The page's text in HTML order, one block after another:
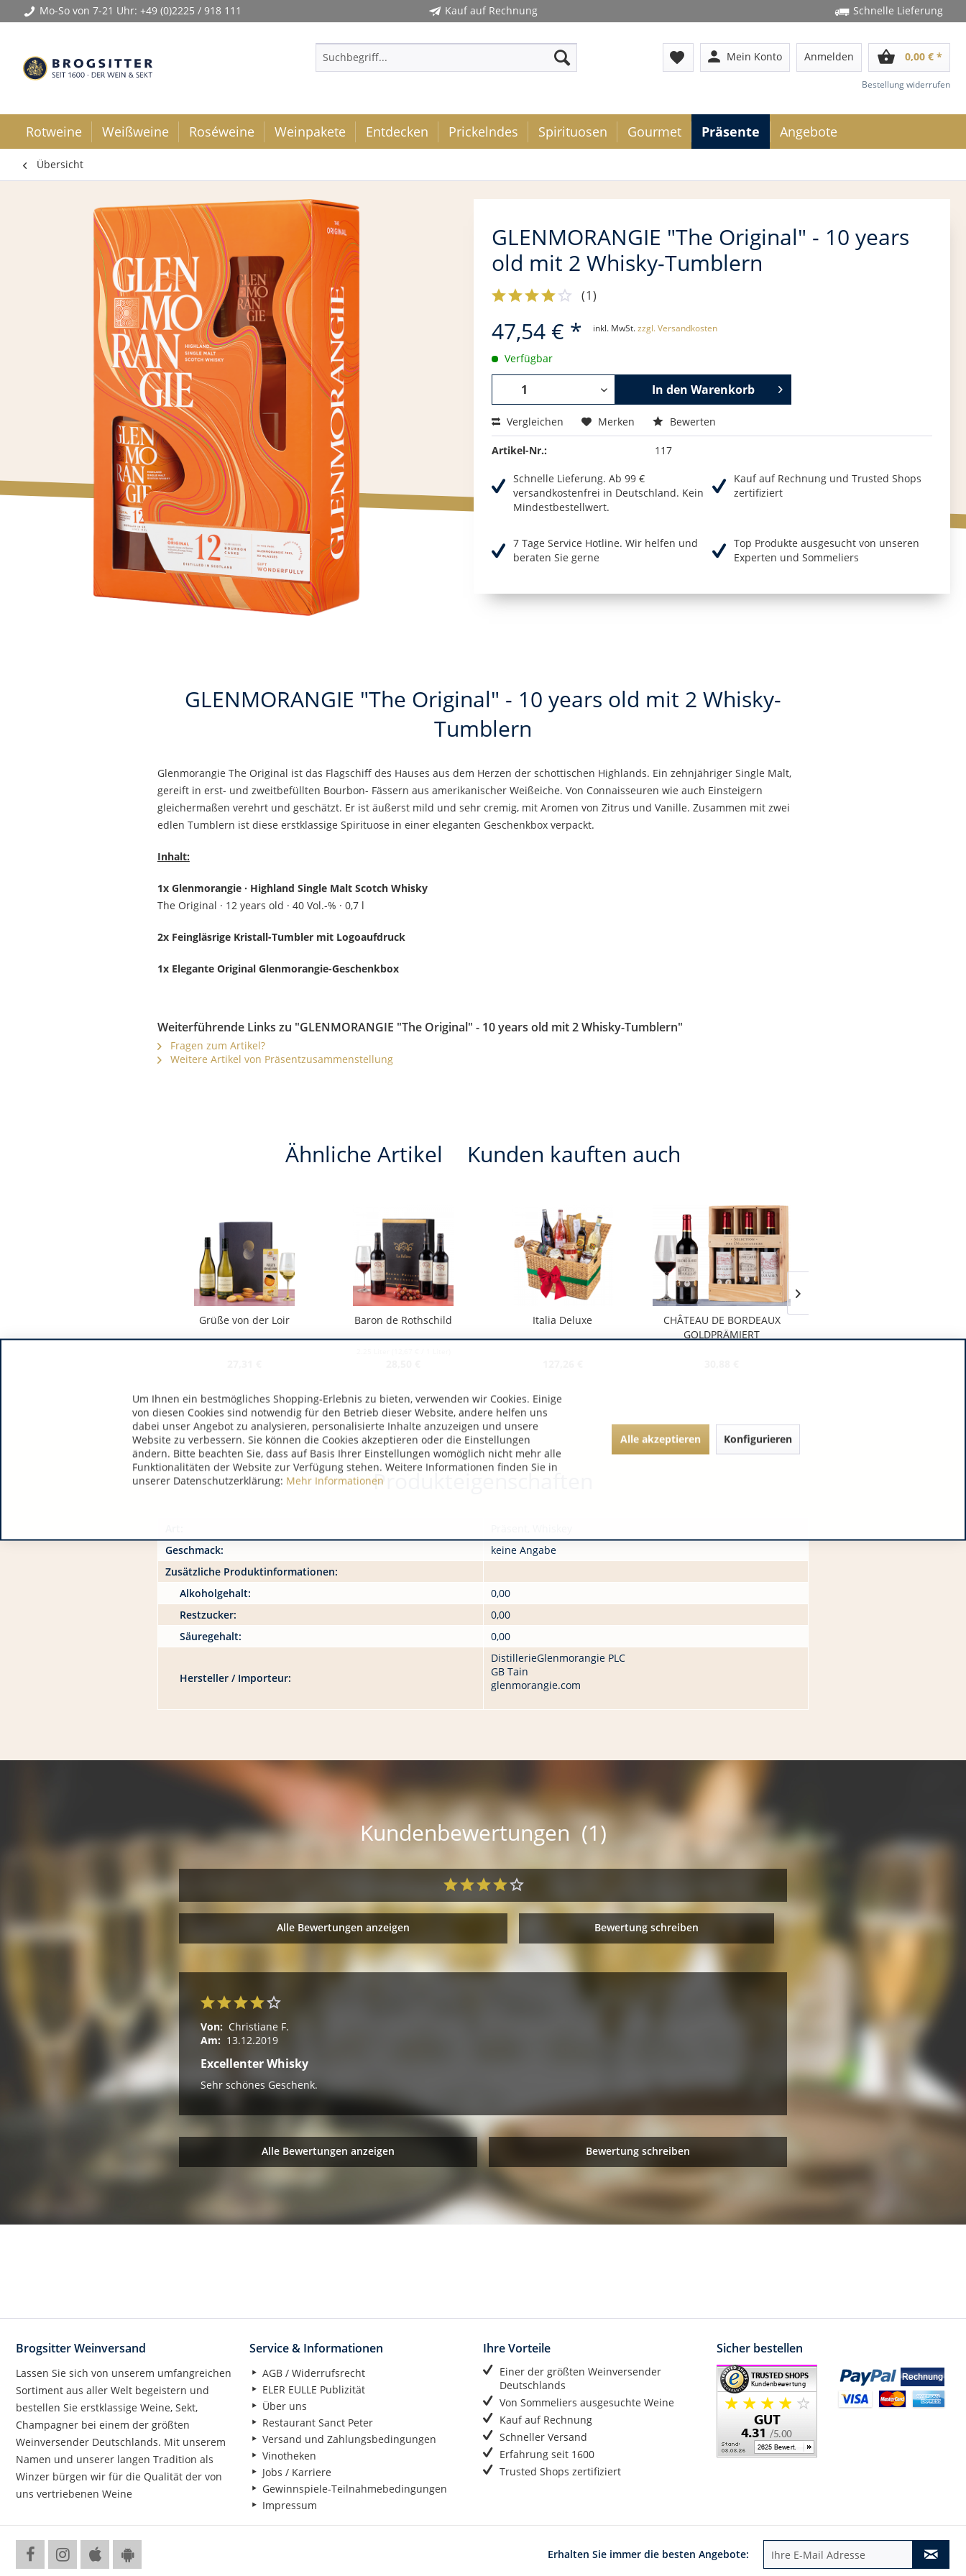
Mo-So von 7-21 Uhr: +49 (0)2225 / 918 111 Kauf auf Rechnung Schnelle Lieferung
favorite person Mein Konto Anmelden shopping_basket 0,00 € *
Bestellung widerrufen
Rotweine Weißweine Roséweine Weinpakete Entdecken Prickelndes Spirituosen Gourmet Präsente Angebote
Übersicht
GLENMORANGIE "The Original" - 10 years
old mit 2 Whisky-Tumblern
(1)
47,54 € * inkl. MwSt.zzgl. Versandkosten
Verfügbar
In den Warenkorb
Vergleichen Merken Bewerten
Artikel-Nr.: 117
Schnelle Lieferung. Ab 99 €
versandkostenfrei in Deutschland. Kein
Mindestbestellwert.
Kauf auf Rechnung und Trusted Shops
zertifiziert
7 Tage Service Hotline. Wir helfen und
beraten Sie gerne
Top Produkte ausgesucht von unseren
Experten und Sommeliers
GLENMORANGIE "The Original" - 10 years old mit 2 Whisky-
Tumblern
Glenmorangie The Original ist das Flagschiff des Hauses aus dem Herzen der schottischen Highlands. Ein zehnjähriger Single Malt,
gereift in erst- und zweitbefüllten Bourbon- Fässern aus amerikanischer Weißeiche. Von Connaisseuren wie auch Einsteigern
gleichermaßen verehrt und geschätzt. Er ist äußerst mild und sehr cremig, mit Aromen von Zitrus und Vanille. Zusammen mit zwei
edlen Tumblern ist diese erstklassige Spirituose in einer eleganten Geschenkbox verpackt.
Inhalt:
1x Glenmorangie · Highland Single Malt Scotch Whisky
The Original · 12 years old · 40 Vol.-% · 0,7 l
2x Feingläsrige Kristall-Tumbler mit Logoaufdruck
1x Elegante Original Glenmorangie-Geschenkbox
Weiterführende Links zu "GLENMORANGIE "The Original" - 10 years old mit 2 Whisky-Tumblern"
Fragen zum Artikel?
Weitere Artikel von Präsentzusammenstellung
Ähnliche Artikel Kunden kauften auch
Grüße von der Loir Baron de Rothschild Italia Deluxe
CHÂTEAU DE BORDEAUX
GOLDPRÄMIERT
Produkteigenschaften
Geschmack:
keine Angabe
Zusätzliche Produktinformationen:
Alkoholgehalt:
0,00
Restzucker:
0,00
Säuregehalt:
0,00
Hersteller / Importeur:
DistillerieGlenmorangie PLC
GB Tain
glenmorangie.com
Kundenbewertungen (1)
Alle Bewertungen anzeigen Bewertung schreiben
Von: Christiane F.
Am: 13.12.2019
Excellenter Whisky
Sehr schönes Geschenk.
Alle Bewertungen anzeigen Bewertung schreiben
Brogsitter Weinversand
Lassen Sie sich von unserem umfangreichen
Sortiment aus aller Welt begeistern und
bestellen Sie erstklassige Weine, Sekt,
Champagner bei einem der größten
Weinversender Deutschlands. Mit unserem
Namen und unserer langen Tradition als
Winzer bürgen wir für die Qualität der von
uns vertriebenen Weine
Service & Informationen
AGB / Widerrufsrecht
ELER EULLE Publizität
Über uns
Restaurant Sanct Peter
Versand und Zahlungsbedingungen
Vinotheken
Jobs / Karriere
Gewinnspiele-Teilnahmebedingungen
Impressum
Ihre Vorteile
Einer der größten Weinversender
Deutschlands
Von Sommeliers ausgesuchte Weine
Kauf auf Rechnung
Schneller Versand
Erfahrung seit 1600
Trusted Shops zertifiziert
Sicher bestellen
Erhalten Sie immer die besten Angebote:
Um Ihnen ein bestmögliches Shopping-Erlebnis zu bieten, verwenden wir Cookies. Einige
von diesen Cookies sind notwendig für den Betrieb dieser Website, andere helfen uns
dabei unser Angebot zu analysieren, personalisierte Inhalte anzuzeigen und unsere
Website zu verbessern. Sie können die Cookies akzeptieren oder die Einstellungen
ändern. Bitte beachten Sie, dass auf Basis Ihrer Einstellungen womöglich nicht mehr alle
Funktionalitäten der Website zur Verfügung stehen. Weitere Informationen finden Sie in
unserer Datenschutzerklärung: Mehr Informationen
Alle akzeptieren Konfigurieren